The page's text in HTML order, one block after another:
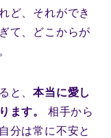
ど、それができ
て、どこからが
と、本当に愛し
ます。
相手から
分は常に不安と